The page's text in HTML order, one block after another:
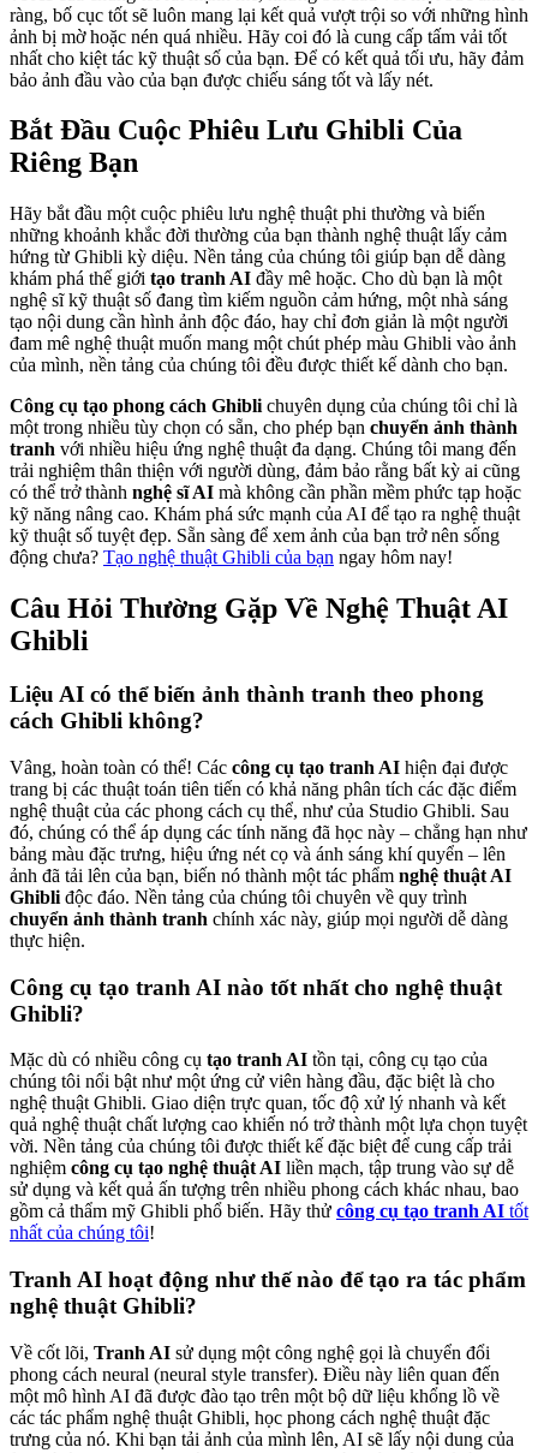
ràng, bố cục tốt sẽ luôn mang lại kết quả vượt trội so với những hình
ảnh bị mờ hoặc nén quá nhiều. Hãy coi đó là cung cấp tấm vải tốt
nhất cho kiệt tác kỹ thuật số của bạn. Để có kết quả tối ưu, hãy đảm
bảo ảnh đầu vào của bạn được chiếu sáng tốt và lấy nét.
Bắt Đầu Cuộc Phiêu Lưu Ghibli Của
Riêng Bạn
Hãy bắt đầu một cuộc phiêu lưu nghệ thuật phi thường và biến
những khoảnh khắc đời thường của bạn thành nghệ thuật lấy cảm
hứng từ Ghibli kỳ diệu. Nền tảng của chúng tôi giúp bạn dễ dàng
khám phá thế giới tạo tranh AI đầy mê hoặc. Cho dù bạn là một
nghệ sĩ kỹ thuật số đang tìm kiếm nguồn cảm hứng, một nhà sáng
tạo nội dung cần hình ảnh độc đáo, hay chỉ đơn giản là một người
đam mê nghệ thuật muốn mang một chút phép màu Ghibli vào ảnh
của mình, nền tảng của chúng tôi đều được thiết kế dành cho bạn.
Công cụ tạo phong cách Ghibli chuyên dụng của chúng tôi chỉ là
một trong nhiều tùy chọn có sẵn, cho phép bạn chuyển ảnh thành
tranh với nhiều hiệu ứng nghệ thuật đa dạng. Chúng tôi mang đến
trải nghiệm thân thiện với người dùng, đảm bảo rằng bất kỳ ai cũng
có thể trở thành nghệ sĩ AI mà không cần phần mềm phức tạp hoặc
kỹ năng nâng cao. Khám phá sức mạnh của AI để tạo ra nghệ thuật
kỹ thuật số tuyệt đẹp. Sẵn sàng để xem ảnh của bạn trở nên sống
động chưa? Tạo nghệ thuật Ghibli của bạn ngay hôm nay!
Câu Hỏi Thường Gặp Về Nghệ Thuật AI
Ghibli
Liệu AI có thể biến ảnh thành tranh theo phong
cách Ghibli không?
Vâng, hoàn toàn có thể! Các công cụ tạo tranh AI hiện đại được
trang bị các thuật toán tiên tiến có khả năng phân tích các đặc điểm
nghệ thuật của các phong cách cụ thể, như của Studio Ghibli. Sau
đó, chúng có thể áp dụng các tính năng đã học này – chẳng hạn như
bảng màu đặc trưng, hiệu ứng nét cọ và ánh sáng khí quyển – lên
ảnh đã tải lên của bạn, biến nó thành một tác phẩm nghệ thuật AI
Ghibli độc đáo. Nền tảng của chúng tôi chuyên về quy trình
chuyển ảnh thành tranh chính xác này, giúp mọi người dễ dàng
thực hiện.
Công cụ tạo tranh AI nào tốt nhất cho nghệ thuật
Ghibli?
Mặc dù có nhiều công cụ tạo tranh AI tồn tại, công cụ tạo của
chúng tôi nổi bật như một ứng cử viên hàng đầu, đặc biệt là cho
nghệ thuật Ghibli. Giao diện trực quan, tốc độ xử lý nhanh và kết
quả nghệ thuật chất lượng cao khiến nó trở thành một lựa chọn tuyệt
vời. Nền tảng của chúng tôi được thiết kế đặc biệt để cung cấp trải
nghiệm công cụ tạo nghệ thuật AI liền mạch, tập trung vào sự dễ
sử dụng và kết quả ấn tượng trên nhiều phong cách khác nhau, bao
gồm cả thẩm mỹ Ghibli phổ biến. Hãy thử công cụ tạo tranh AI tốt
nhất của chúng tôi!
Tranh AI hoạt động như thế nào để tạo ra tác phẩm
nghệ thuật Ghibli?
Về cốt lõi, Tranh AI sử dụng một công nghệ gọi là chuyển đổi
phong cách neural (neural style transfer). Điều này liên quan đến
một mô hình AI đã được đào tạo trên một bộ dữ liệu khổng lồ về
các tác phẩm nghệ thuật Ghibli, học phong cách nghệ thuật đặc
trưng của nó. Khi bạn tải ảnh của mình lên, AI sẽ lấy nội dung của